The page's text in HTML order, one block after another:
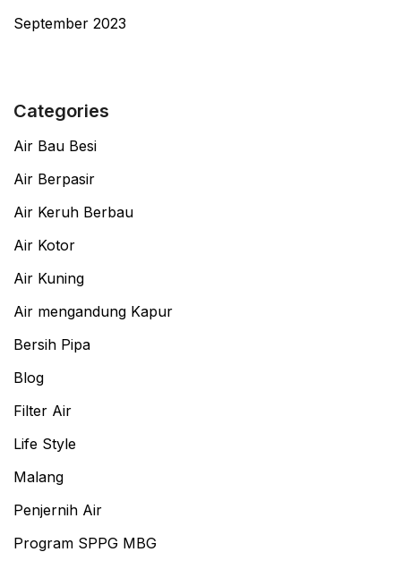
September 2023
Categories
Air Bau Besi
Air Berpasir
Air Keruh Berbau
Air Kotor
Air Kuning
Air mengandung Kapur
Bersih Pipa
Blog
Filter Air
Life Style
Malang
Penjernih Air
Program SPPG MBG